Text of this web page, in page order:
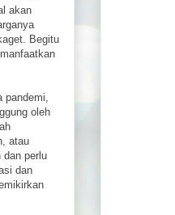
akan
Begitu
pandemi,
oleh
atau
dan perlu
dan